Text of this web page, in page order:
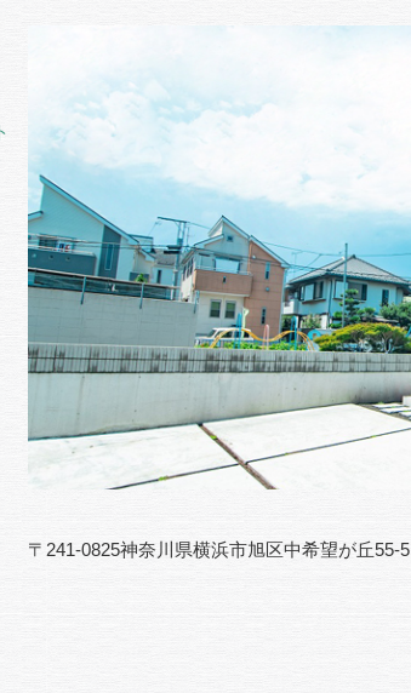
〒241-0825神奈川県横浜市旭区中希望が丘55-5